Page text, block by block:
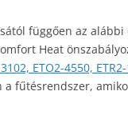
függően az
Heat
3102, ETO2-4550,
fűtésrendszer,